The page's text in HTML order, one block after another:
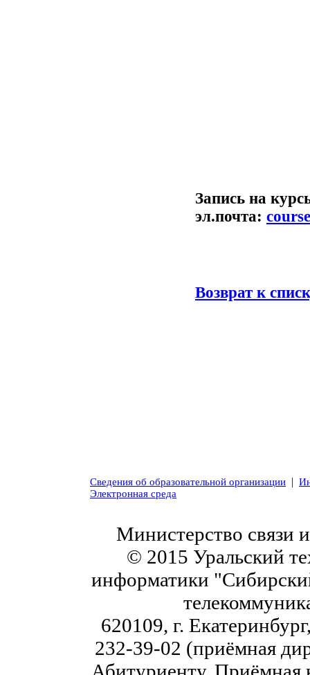
Запись на
эл.почта:
Возврат к
Сведения об образовательной организации |
Электронная среда
Министерство связи
© 2015 Уральский
информатики
620109, г.
232-39-02 (приёмная